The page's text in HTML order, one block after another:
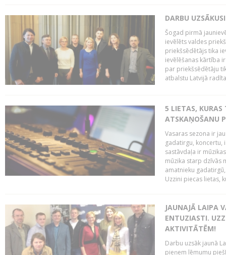
DARBU
Šogad pirmā
ievēlēts valdes
priekšsēdētājs tika
ievēlēšanas kārtība
par priekšsēdētāju
atbalstu Latvijā
5 LIETAS, KURAS
ATSKAŅOŠANU
Vasaras sezona ir
gadatirgu, koncertu,
sastāvdaļa ir
mūzika starp dzīvās
amatnieku
Uzzini piecas lietas,
JAUNAJĀ LAIPA
ENTUZIASTI.
AKTIVITĀTĒM!
Darbu uzsāk jaunā
pieņem lēmumu